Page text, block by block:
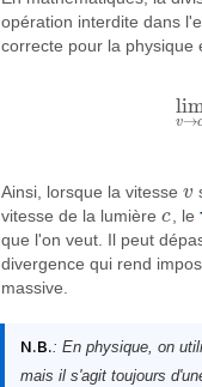
opération interdite dans
correcte pour la physique
v→c
Ainsi, lorsque la vitessev
v
vitesse de la lumièrec
c , le
que l'on veut. Il peut
divergence qui rend
massive.
N.B.: En physique, on
mais il s'agit toujours